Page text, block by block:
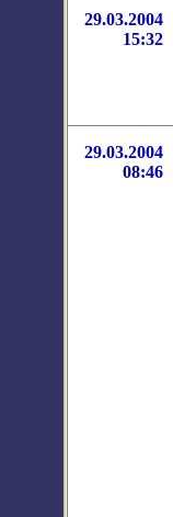
29.03.2004
15:32
29.03.2004
08:46